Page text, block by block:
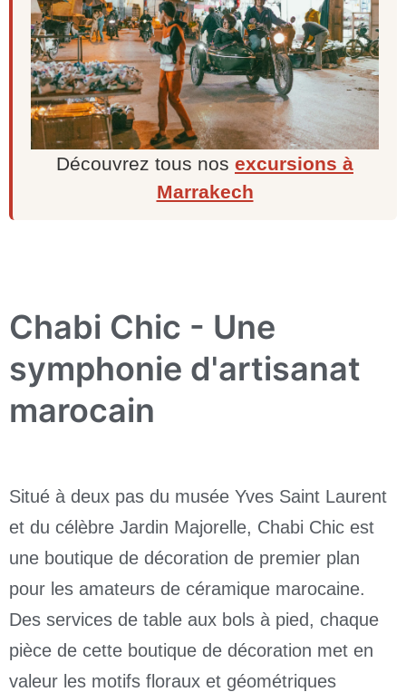
Découvrez tous nos excursions à
Marrakech
Chabi Chic - Une
symphonie d'artisanat
marocain
Situé à deux pas du musée Yves Saint Laurent
et du célèbre Jardin Majorelle, Chabi Chic est
une boutique de décoration de premier plan
pour les amateurs de céramique marocaine.
Des services de table aux bols à pied, chaque
pièce de cette boutique de décoration met en
valeur les motifs floraux et géométriques